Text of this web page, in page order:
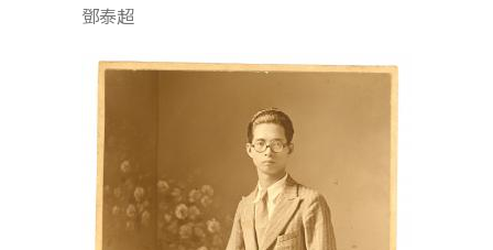
鄧泰超